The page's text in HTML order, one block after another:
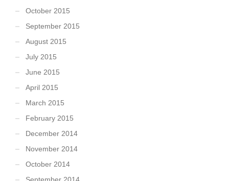
October 2015
September 2015
August 2015
July 2015
June 2015
April 2015
March 2015
February 2015
December 2014
November 2014
October 2014